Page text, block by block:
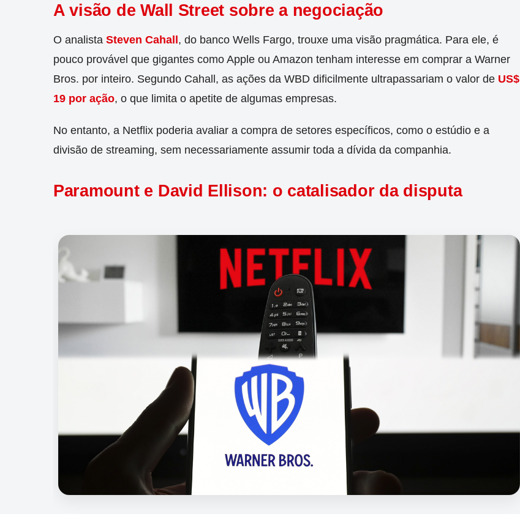
A visão de Wall Street sobre a negociação
O analista Steven Cahall, do banco Wells Fargo, trouxe uma visão pragmática. Para ele, é
pouco provável que gigantes como Apple ou Amazon tenham interesse em comprar a Warner
Bros. por inteiro. Segundo Cahall, as ações da WBD dificilmente ultrapassariam o valor de US$
19 por ação, o que limita o apetite de algumas empresas.
No entanto, a Netflix poderia avaliar a compra de setores específicos, como o estúdio e a
divisão de streaming, sem necessariamente assumir toda a dívida da companhia.
Paramount e David Ellison: o catalisador da disputa